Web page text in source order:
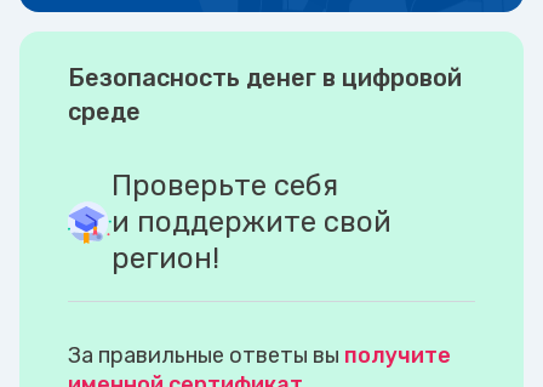
Безопасность денег в цифровой
среде
Проверьте себя
и поддержите свой
регион!
За правильные ответы вы получите